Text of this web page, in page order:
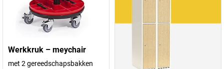
Werkkruk – meychair
met 2 gereedschapsbakken